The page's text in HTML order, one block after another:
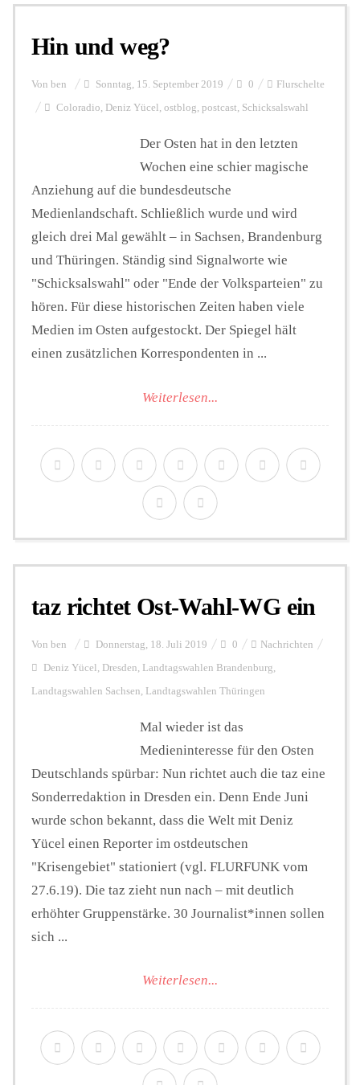
Personalien
Hintergrund
FUNKTURM-Beiträge
Podcast
Seminare
Unterstützen
Hin und weg?
Von ben Sonntag, 15. September 2019 0 Flurschelte
Coloradio, Deniz Yücel , ostblog, postcast, Schicksalswahl
Der Osten hat in den letzten
Wochen eine schier magische
Anziehung auf die bundesdeutsche
Medienlandschaft. Schließlich wurde und wird
gleich drei Mal gewählt – in Sachsen, Brandenburg
und Thüringen. Ständig sind Signalworte wie
"Schicksalswahl" oder "Ende der Volksparteien" zu
hören. Für diese historischen Zeiten haben viele
Medien im Osten aufgestockt. Der Spiegel hält
einen zusätzlichen Korrespondenten in ...
Weiterlesen...
taz richtet Ost-Wahl-WG ein
Von ben Donnerstag, 18. Juli 2019 0 Nachrichten
Deniz Yücel, Dresden, Landtagswahlen Brandenburg,
Landtagswahlen Sachsen, Landtagswahlen Thüringen
Mal wieder ist das
Medieninteresse für den Osten
Deutschlands spürbar: Nun richtet auch die taz eine
Sonderredaktion in Dresden ein. Denn Ende Juni
wurde schon bekannt, dass die Welt mit Deniz
Yücel einen Reporter im ostdeutschen
"Krisengebiet" stationiert (vgl. FLURFUNK vom
27.6.19). Die taz zieht nun nach – mit deutlich
erhöhter Gruppenstärke. 30 Journalist*innen sollen
sich ...
Weiterlesen...